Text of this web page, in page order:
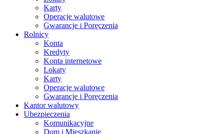
Karty
Operacje walutowe
Gwarancje i Poręczenia
Rolnicy
Konta
Kredyty
Konta internetowe
Lokaty
Karty
Operacje walutowe
Gwarancje i Poręczenia
Kantor walutowy
Ubezpieczenia
Komunikacyjne
Dom i Mieszkanie